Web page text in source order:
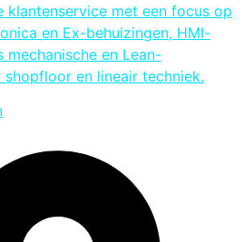
klantenservice met een focus op
en Ex-behuizingen, HMI-
mechanische en Lean-
en lineair techniek.